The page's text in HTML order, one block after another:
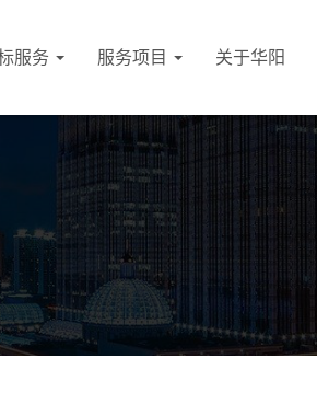
服务 服务项目 关于华阳